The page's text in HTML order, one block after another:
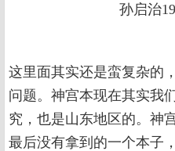
孙启治
这里面其实还是蛮复杂的
问题。神宫本现在其实我
究，也是山东地区的。神
最后没有拿到的一个本子